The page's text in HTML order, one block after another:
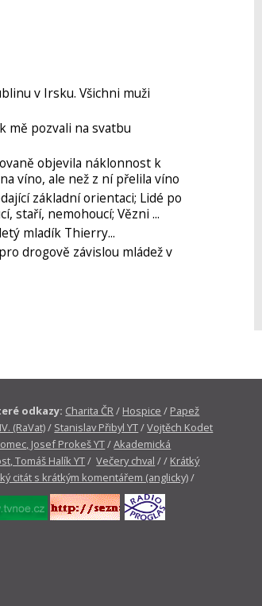
v Irsku. Všichni muži
mě pozvali na svatbu
objevila náklonnost k
víno, ale než z ní přelila víno
základní orientaci; Lidé po
staří, nemohoucí; Vězni ...
mladík Thierry...
drogově závislou mládež v
odkazy: Charita ČR/ Hospice / Papež
(RaVat)/ Stanislav Přibyl YT/Vojtěch Kodet
Josef Prokeš YT/Akademická
Tomáš Halík YT/Večery chval / / Krátký
citát s krátkým komentářem (anglicky)/